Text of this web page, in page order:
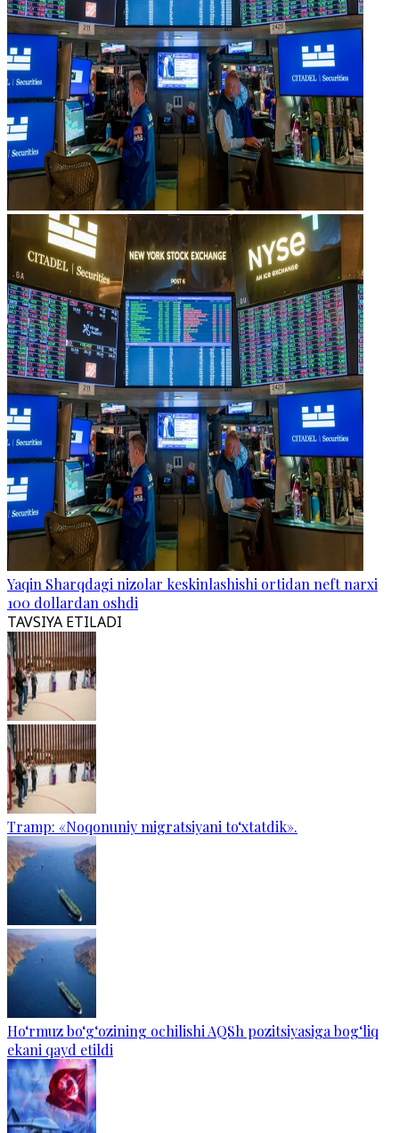
Yaqin Sharqdagi nizolar keskinlashishi ortidan neft narxi
100 dollardan oshdi
TAVSIYA ETILADI
Tramp: «Noqonuniy migratsiyani to‘xtatdik».
Ho‘rmuz bo‘g‘ozining ochilishi AQSh pozitsiyasiga bog‘liq
ekani qayd etildi